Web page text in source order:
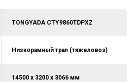
TONGYADA CTY9860TDPXZ
Низкорамный трал (тяжеловоз)
14500 x 3200 x 3066 мм